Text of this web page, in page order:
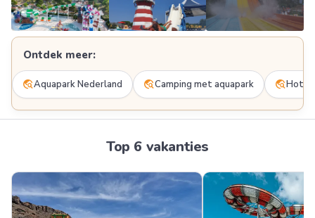
FOTO'S
Ontdek meer:
travel_exploreAquapark Nederland travel_exploreCamping met aquapark travel_exploreHotel
Top 6 vakanties